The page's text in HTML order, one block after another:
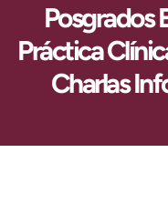
Posgrados
Práctica
Charlas